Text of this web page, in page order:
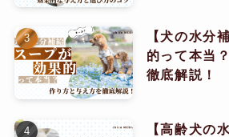
【犬の水分
的って本当
徹底解説！
【高齢犬の